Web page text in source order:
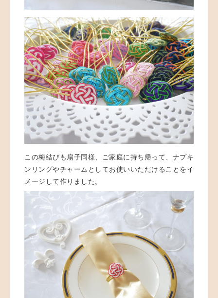
この梅結びも扇子同様、ご家庭に持ち帰って、ナプキ
ンリングやチャームとしてお使いいただけることをイ
メージして作りました。